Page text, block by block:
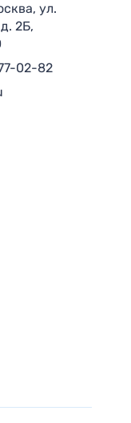
ул.
2Б,
02-82